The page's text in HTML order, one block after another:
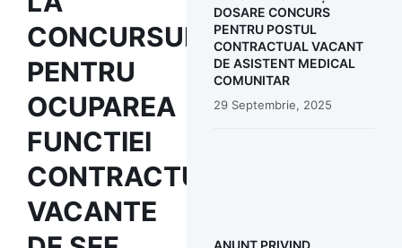
CONCURSUL
PENTRU
OCUPAREA
FUNCTIEI
CONTRACTUALE
VACANTE
DOSARE CONCURS
PENTRU POSTUL
CONTRACTUAL VACANT
DE ASISTENT MEDICAL
COMUNITAR
29 Septembrie, 2025
ANUNT PRIVIND